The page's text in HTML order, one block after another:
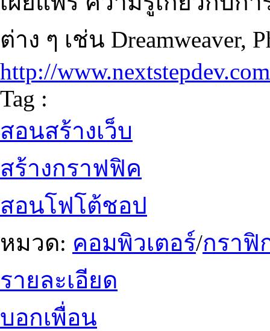
ต่าง ๆ เช่น Dreamweaver,
http://www.nextstepdev.com
Tag :
สอนสร้างเว็บ
สร้างกราฟฟิค
สอนโฟโต้ชอป
หมวด: คอมพิวเตอร์/กราฟิ
รายละเอียด
บอกเพื่อน